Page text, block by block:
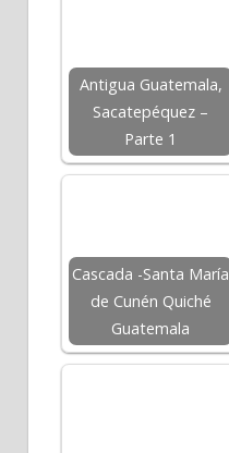
Antigua Guatemala,
Sacatepéquez –
Parte 1
Cascada -Santa María
de Cunén Quiché
Guatemala